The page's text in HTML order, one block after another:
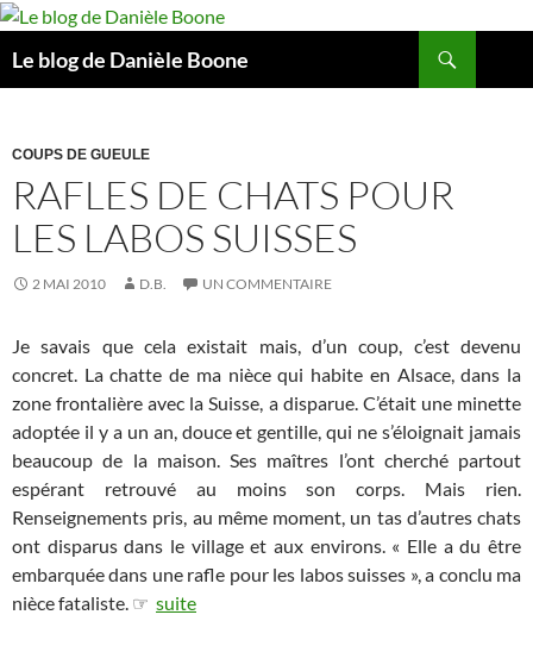
Aller
contenu
Le blog de Danièle Boone
COUPS DE GUEULE
RAFLES DE CHATS POUR
LES LABOS SUISSES
2 MAI 2010 D.B. UN COMMENTAIRE
Je savais que cela existait mais, d’un coup, c’est devenu
concret. La chatte de ma nièce qui habite en Alsace, dans la
zone frontalière avec la Suisse, a disparue. C’était une minette
adoptée il y a un an, douce et gentille, qui ne s’éloignait jamais
beaucoup de la maison. Ses maîtres l’ont cherché partout
espérant retrouvé au moins son corps. Mais rien.
Renseignements pris, au même moment, un tas d’autres chats
ont disparus dans le village et aux environs. « Elle a du être
embarquée dans une rafle pour les labos suisses », a conclu ma
nièce fataliste. ☞ suite